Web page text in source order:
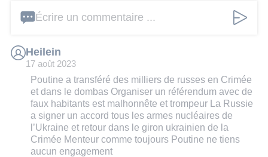
Écrire un commentaire ...
Heilein
17 août 2023
Poutine a transféré des milliers de russes en Crimée
et dans le dombas Organiser un référendum avec de
faux habitants est malhonnête et trompeur La Russie
a signer un accord tous les armes nucléaires de
l’Ukraine et retour dans le giron ukrainien de la
Crimée Menteur comme toujours Poutine ne tiens
aucun engagement